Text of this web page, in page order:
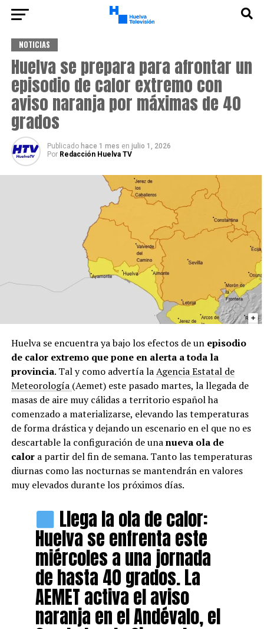
NOTICIAS
Huelva se prepara para afrontar un
episodio de calor extremo con
aviso naranja por máximas de 40
grados
Publicado hace 1 mes en julio 1, 2026
Por Redacción Huelva TV
Huelva se encuentra ya bajo los efectos de un episodio
de calor extremo que pone en alerta a toda la
provincia. Tal y como advertía laAgencia Estatal de
Meteorología (Aemet) este pasado martes, la llegada de
masas de aire muy cálidas a territorio español ha
comenzado a materializarse, elevando las temperaturas
de forma drástica y dejando un escenario en el que no es
descartable la configuración de unanueva ola de
calor a partir del fin de semana. Tanto las temperaturas
diurnas como las nocturnas se mantendrán en valores
muy elevados durante los próximos días.
Llega la ola de calor:
Huelva se enfrenta este
miércoles a una jornada
de hasta 40 grados. La
AEMET activa el aviso
naranja en el Andévalo, el